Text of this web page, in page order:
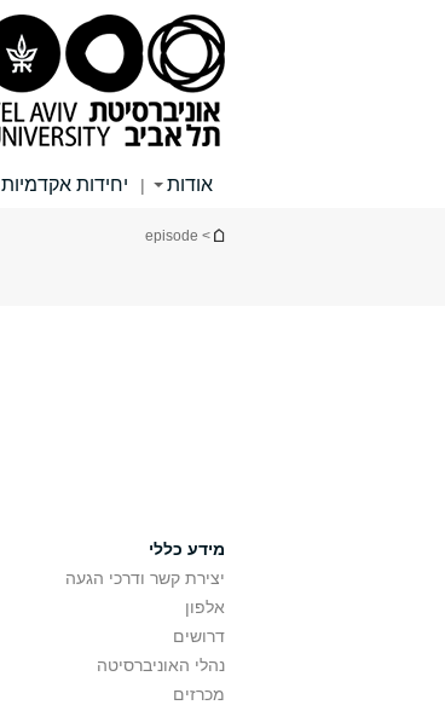
אודות | יחידות אקדמיות
הינך נמצא כאן
> episode
מידע כללי
יצירת קשר ודרכי הגעה
אלפון
דרושים
נהלי האוניברסיטה
מכרזים